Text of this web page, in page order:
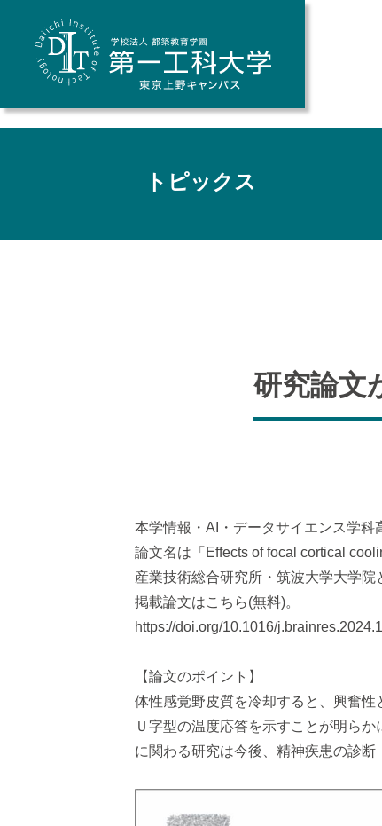
トピックス
研究論文
本学情報・AI・データサイエンス学科
論文名は「Effects of focal cortical
産業技術総合研究所・筑波大学大学院
掲載論文はこちら(無料)。
https://doi.org/10.1016/
【論文のポイント】
体性感覚野皮質を冷却すると、興奮
Ｕ字型の温度応答を示すことが明ら
に関わる研究は今後、精神疾患の診断